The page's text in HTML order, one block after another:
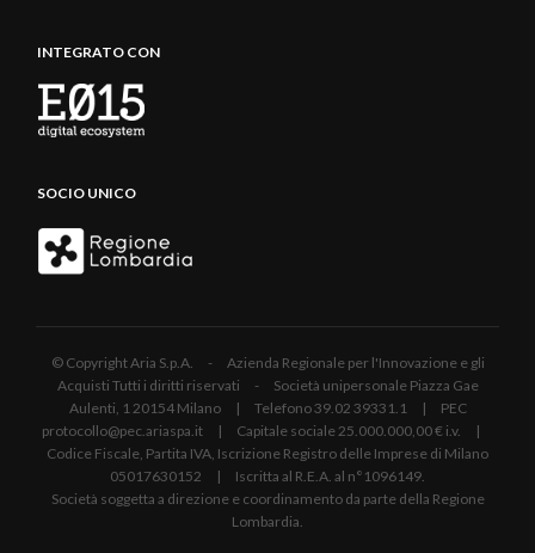
INTEGRATO CON
SOCIO UNICO
© Copyright Aria S.p.A. - Azienda Regionale per l'Innovazione e gli
Acquisti Tutti i diritti riservati - Società unipersonale Piazza Gae
Aulenti, 1 20154 Milano | Telefono 39.02 39331.1 | PEC
protocollo@pec.ariaspa.it | Capitale sociale 25.000.000,00 € i.v. |
Codice Fiscale, Partita IVA, Iscrizione Registro delle Imprese di Milano
05017630152 | Iscritta al R.E.A. al n°1096149.
Società soggetta a direzione e coordinamento da parte della Regione
Lombardia.